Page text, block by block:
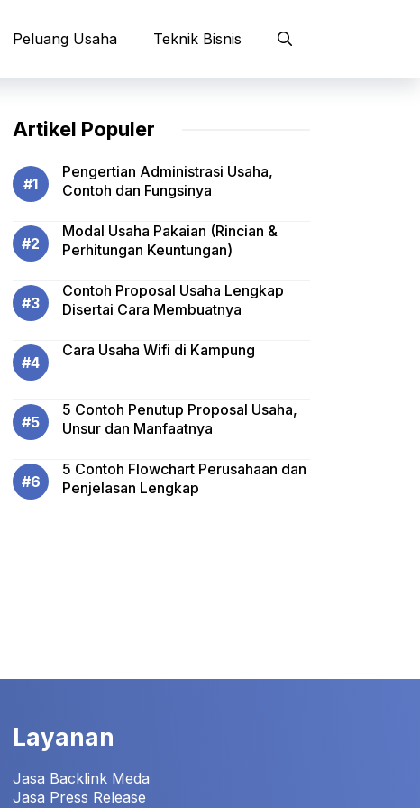
Peluang Usaha Teknik Bisnis
Artikel Populer
Pengertian Administrasi Usaha,
Contoh dan Fungsinya
Modal Usaha Pakaian (Rincian &
Perhitungan Keuntungan)
Contoh Proposal Usaha Lengkap
Disertai Cara Membuatnya
Cara Usaha Wifi di Kampung
5 Contoh Penutup Proposal Usaha,
Unsur dan Manfaatnya
5 Contoh Flowchart Perusahaan dan
Penjelasan Lengkap
Layanan
Jasa Backlink Meda
Jasa Press Release